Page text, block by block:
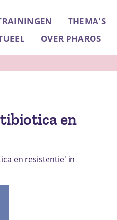
THEMA'S
OVER PHAROS
en
en resistentie' in